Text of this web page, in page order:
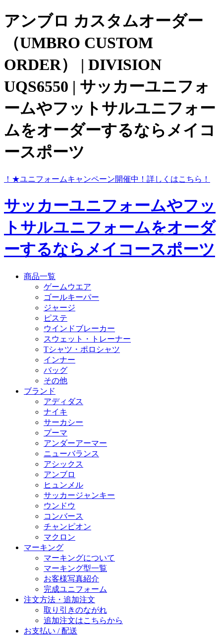
アンブロ カスタムオーダー
（UMBRO CUSTOM
ORDER） | DIVISION
UQS6550 | サッカーユニフォ
ームやフットサルユニフォー
ムをオーダーするならメイコ
ースポーツ
★ユニフォームキャンペーン開催中！ 詳しくはこちら！
サッカーユニフォームやフッ
トサルユニフォームをオーダ
ーするならメイコースポーツ
商品一覧
ゲームウエア
ゴールキーパー
ジャージ
ピステ
ウインドブレーカー
スウェット・トレーナー
Tシャツ・ポロシャツ
インナー
バッグ
その他
ブランド
アディダス
ナイキ
サーカシー
プーマ
アンダーアーマー
ニューバランス
アシックス
アンブロ
ヒュンメル
サッカージャンキー
ウンドウ
コンバース
チャンピオン
マクロン
マーキング
マーキングについて
マーキング型一覧
お客様写真紹介
完成ユニフォーム
注文方法・追加注文
取り引きのながれ
追加注文はこちらから
お支払い / 配送